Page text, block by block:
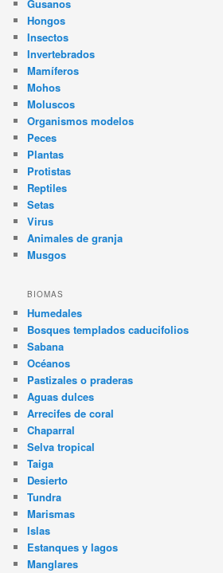
Gusanos
Hongos
Insectos
Invertebrados
Mamíferos
Mohos
Moluscos
Organismos modelos
Peces
Plantas
Protistas
Reptiles
Setas
Virus
Animales de granja
Musgos
BIOMAS
Humedales
Bosques templados caducifolios
Sabana
Océanos
Pastizales o praderas
Aguas dulces
Arrecifes de coral
Chaparral
Selva tropical
Taiga
Desierto
Tundra
Marismas
Islas
Estanques y lagos
Manglares